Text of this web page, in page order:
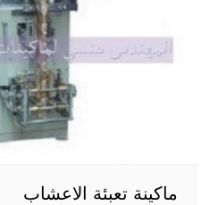
ماكينة تعبئة الاعشاب